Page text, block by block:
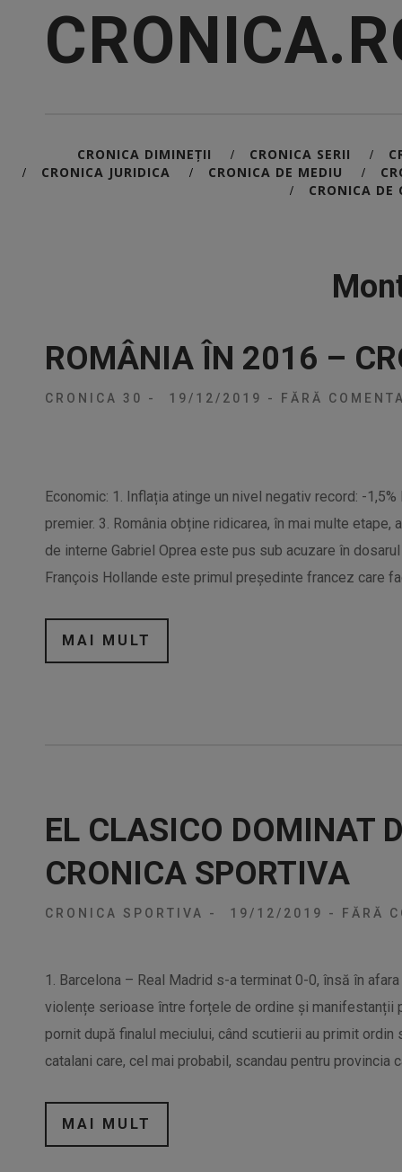
CRONICA DIMINEȚII / CRONICA SERII /
/ CRONICA JURIDICA / CRONICA DE MEDIU /
/ CRONICA DE
ROMÂNIA ÎN 2016 –
CRONICA 30 - 19/12/2019 - FĂRĂ
Economic: 1. Inflația atinge un nivel negativ record: -
premier. 3. România obține ridicarea, în mai multe etape,
de interne Gabriel Oprea este pus sub acuzare în
François Hollande este primul președinte francez care
MAI MULT
EL CLASICO DOMINAT
CRONICA SPORTIVA
CRONICA SPORTIVA - 19/12/2019 - FĂRĂ
1. Barcelona – Real Madrid s-a terminat 0-0, însă în
violențe serioase între forțele de ordine și manifestanții
pornit după finalul meciului, când scutierii au primit
catalani care, cel mai probabil, scandau pentru provincia
MAI MULT